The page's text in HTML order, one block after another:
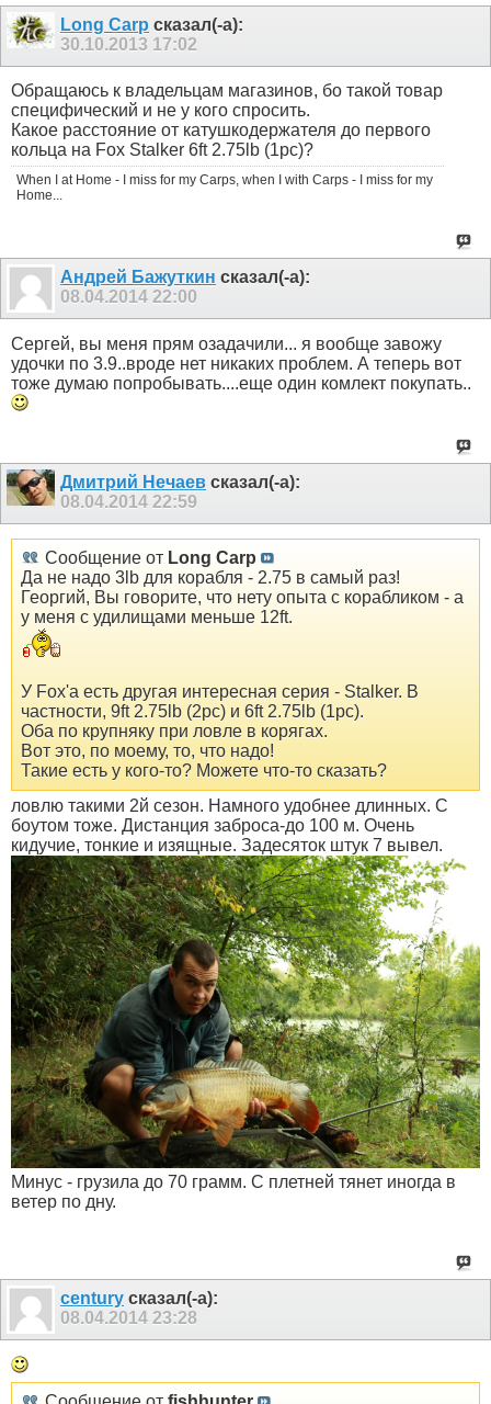
Long Carp сказал(-а):
30.10.2013 17:02
Обращаюсь к владельцам магазинов, бо такой товар
специфический и не у кого спросить.
Какое расстояние от катушкодержателя до первого
кольца на Fox Stalker 6ft 2.75lb (1pc)?
When I at Home - I miss for my Carps, when I with Carps - I miss for my
Home...
Aндрей Бажуткин сказал(-а):
08.04.2014 22:00
Сергей, вы меня прям озадачили... я вообще завожу
удочки по 3.9..вроде нет никаких проблем. А теперь вот
тоже думаю попробывать....еще один комлект покупать..
Дмитрий Нечаев сказал(-а):
08.04.2014 22:59
Сообщение от Long Carp
Да не надо 3lb для корабля - 2.75 в самый раз!
Георгий, Вы говорите, что нету опыта с корабликом - а
у меня с удилищами меньше 12ft.
У Fox'a есть другая интересная серия - Stalker. В
частности, 9ft 2.75lb (2pc) и 6ft 2.75lb (1pc).
Оба по крупняку при ловле в корягах.
Вот это, по моему, то, что надо!
Такие есть у кого-то? Можете что-то сказать?
ловлю такими 2й сезон. Намного удобнее длинных. С
боутом тоже. Дистанция заброса-до 100 м. Очень
кидучие, тонкие и изящные. Задесяток штук 7 вывел.
Минус - грузила до 70 грамм. С плетней тянет иногда в
ветер по дну.
century сказал(-а):
08.04.2014 23:28